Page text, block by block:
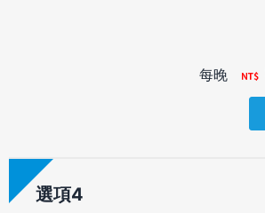
每晚
選項